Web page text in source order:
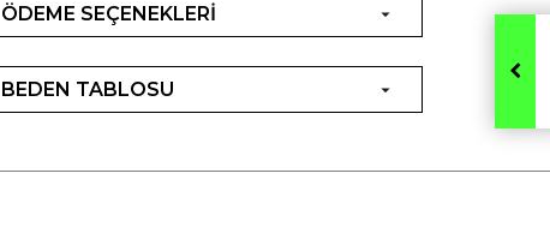
ÖDEME SEÇENEKLERİ
BEDEN TABLOSU